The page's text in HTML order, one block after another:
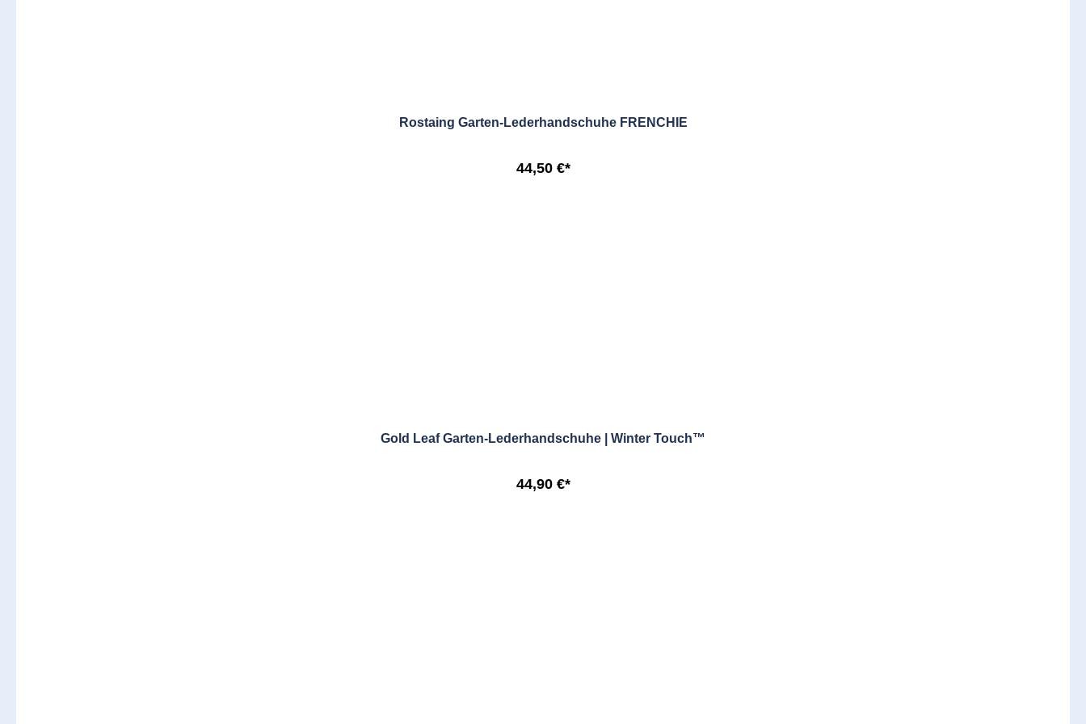
Rostaing Garten-Lederhandschuhe FRENCHIE
44,50 €*
Gold Leaf Garten-Lederhandschuhe | Winter Touch™
44,90 €*